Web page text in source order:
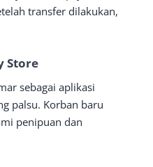
transfer dilakukan,
Store
sebagai aplikasi
palsu. Korban baru
penipuan dan